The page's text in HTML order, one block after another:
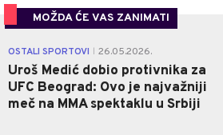
MOŽDA ĆE VAS ZANIMATI
OSTALI SPORTOVI 26.05.2026.
Uroš Medić dobio protivnika za
UFC Beograd: Ovo je najvažniji
meč na MMA spektaklu u Srbiji